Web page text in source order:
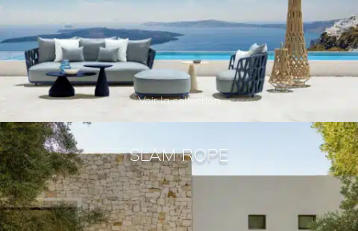
Voir la collection
SLAM ROPE